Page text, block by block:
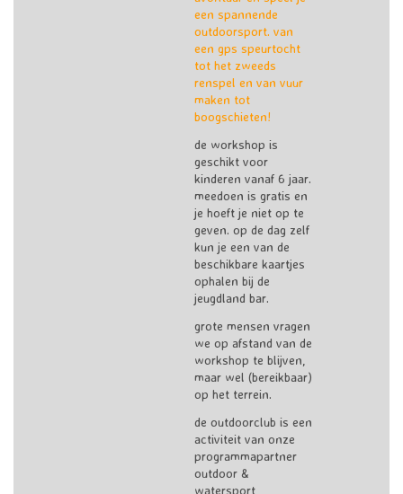
een spannende
outdoorsport. van
een gps speurtocht
tot het zweeds
renspel en van vuur
maken tot
boogschieten!
de workshop is
geschikt voor
kinderen vanaf 6 jaar.
meedoen is gratis en
je hoeft je niet op te
geven. op de dag zelf
kun je een van de
beschikbare kaartjes
ophalen bij de
jeugdland bar.
grote mensen vragen
we op afstand van de
workshop te blijven,
maar wel (bereikbaar)
op het terrein.
de outdoorclub is een
activiteit van onze
programmapartner
outdoor &
watersport